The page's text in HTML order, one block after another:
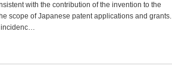
with the contribution of the invention to the
scope of Japanese patent applications and grants.
incidenc…